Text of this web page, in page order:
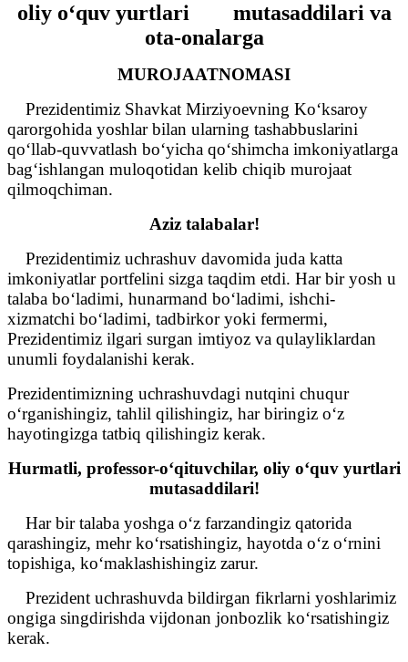
oliy o‘quv yurtlari mutasaddilari va
ota-onalarga
MUROJAATNOMASI
Prezidentimiz Shavkat Mirziyoevning Ko‘ksaroy
qarorgohida yoshlar bilan ularning tashabbuslarini
qo‘llab-quvvatlash bo‘yicha qo‘shimcha imkoniyatlarga
bag‘ishlangan muloqotidan kelib chiqib murojaat
qilmoqchiman.
Aziz talabalar!
Prezidentimiz uchrashuv davomida juda katta
imkoniyatlar portfelini sizga taqdim etdi. Har bir yosh u
talaba bo‘ladimi, hunarmand bo‘ladimi, ishchi-
xizmatchi bo‘ladimi, tadbirkor yoki fermermi,
Prezidentimiz ilgari surgan imtiyoz va qulayliklardan
unumli foydalanishi kerak.
Prezidentimizning uchrashuvdagi nutqini chuqur
o‘rganishingiz, tahlil qilishingiz, har biringiz o‘z
hayotingizga tatbiq qilishingiz kerak.
Hurmatli, professor-o‘qituvchilar, oliy o‘quv yurtlari
mutasaddilari!
Har bir talaba yoshga o‘z farzandingiz qatorida
qarashingiz, mehr ko‘rsatishingiz, hayotda o‘z o‘rnini
topishiga, ko‘maklashishingiz zarur.
Prezident uchrashuvda bildirgan fikrlarni yoshlarimiz
ongiga singdirishda vijdonan jonbozlik ko‘rsatishingiz
kerak.